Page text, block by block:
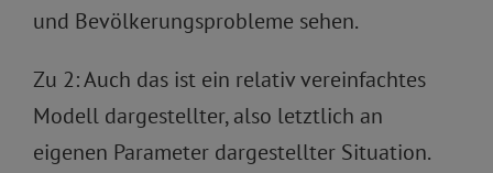
und Bevölkerungsprobleme sehen.
Zu 2: Auch das ist ein relativ vereinfachtes
Modell dargestellter, also letztlich an
eigenen Parameter dargestellter Situation.